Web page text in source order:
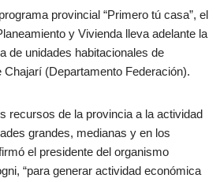
provincial “Primero tú casa”, el
y Vivienda lleva adelante la
de unidades habitacionales de
Chajarí (Departamento Federación).
recursos de la provincia a la actividad
grandes, medianas y en los
el presidente del organismo
“para generar actividad económica